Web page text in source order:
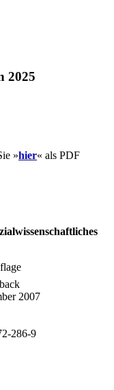
2025
»hier« als PDF
2007
286-9